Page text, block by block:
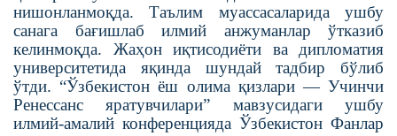
нишонланмоқда. Таълим муассасаларида ушбу
санага бағишлаб илмий анжуманлар ўтказиб
келинмоқда. Жаҳон иқтисодиёти ва дипломатия
университетида яқинда шундай тадбир бўлиб
ўтди. “Ўзбекистон ёш олима қизлари — Учинчи
Ренессанс яратувчилари” мавзусидаги ушбу
илмий-амалий конференцияда Ўзбекистон Фанлар